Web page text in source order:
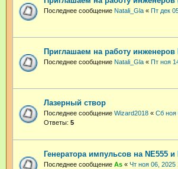
Последнее сообщение Natali_Gla « Пт дек
Приглашаем на работу
Последнее сообщение Natali_Gla « Пт ноя
Лазерный створ
Последнее сообщение Wizard2018 « Сб ноя
Ответы: 5
Генератора импульсов на NE555
Последнее сообщение As « Чт ноя 06, 2025